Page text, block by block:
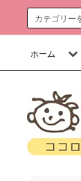
ホーム